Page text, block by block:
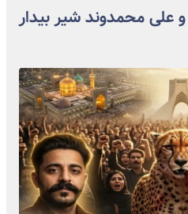
علی محمدوند شیر بیدار